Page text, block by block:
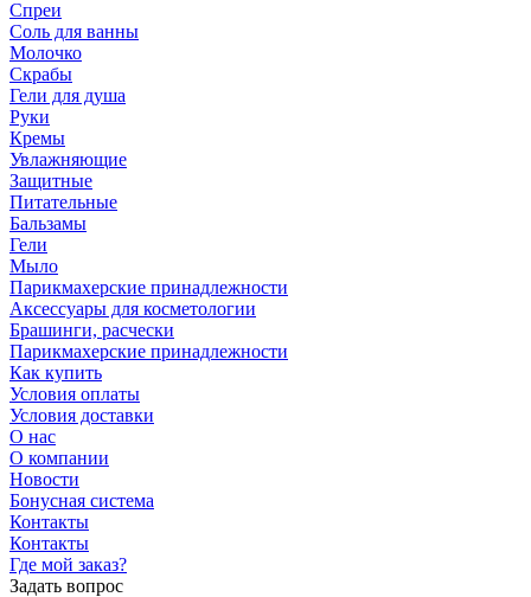
Спреи
Соль для ванны
Молочко
Скрабы
Гели для душа
Руки
Кремы
Увлажняющие
Защитные
Питательные
Бальзамы
Гели
Мыло
Парикмахерские принадлежности
Аксессуары для косметологии
Брашинги, расчески
Парикмахерские принадлежности
Как купить
Условия оплаты
Условия доставки
О нас
О компании
Новости
Бонусная система
Контакты
Контакты
Где мой заказ?
Задать вопрос